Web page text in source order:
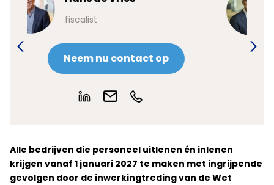
Neem nu contact op
Alle bedrijven die personeel uitlenen én inlenen
krijgen vanaf 1 januari 2027 te maken met ingrijpende
gevolgen door de inwerkingtreding van de Wet